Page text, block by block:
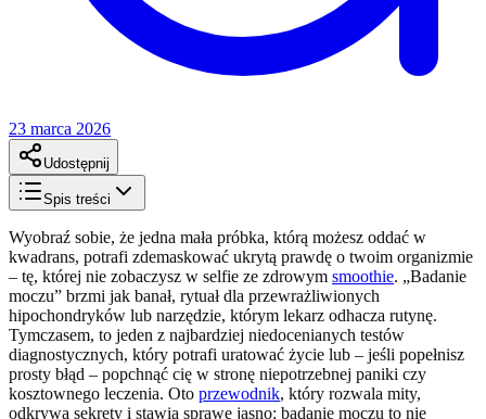
23 marca 2026
Udostępnij
Spis treści
Wyobraź sobie, że jedna mała próbka, którą możesz oddać w
kwadrans, potrafi zdemaskować ukrytą prawdę o twoim organizmie
– tę, której nie zobaczysz w selfie ze zdrowym smoothie. „Badanie
moczu” brzmi jak banał, rytuał dla przewrażliwionych
hipochondryków lub narzędzie, którym lekarz odhacza rutynę.
Tymczasem, to jeden z najbardziej niedocenianych testów
diagnostycznych, który potrafi uratować życie lub – jeśli popełnisz
prosty błąd – popchnąć cię w stronę niepotrzebnej paniki czy
kosztownego leczenia. Oto przewodnik, który rozwala mity,
odkrywa sekrety i stawia sprawę jasno: badanie moczu to nie